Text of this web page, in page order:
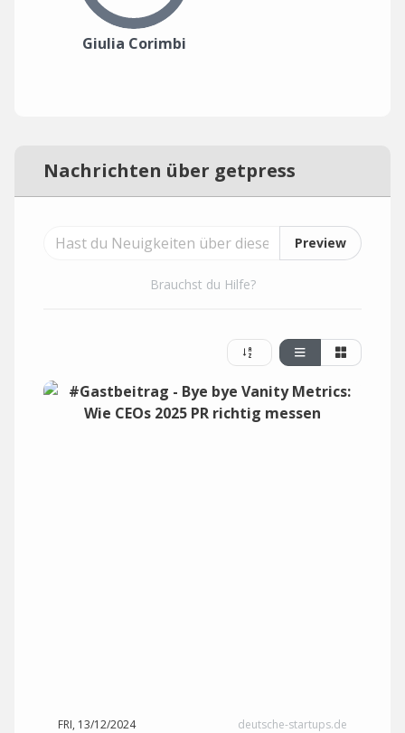
Giulia Corimbi
Nachrichten über getpress
Preview
Brauchst du Hilfe?
FRI, 13/12/2024 deutsche-startups.de